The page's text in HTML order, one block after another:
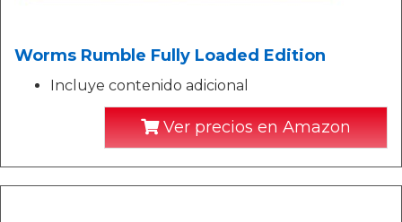
Worms Rumble Fully Loaded Edition
Incluye contenido adicional
Ver precios en Amazon